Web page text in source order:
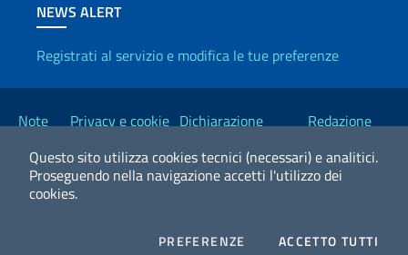
Questo sito utilizza cookies tecnici (necessari) e analitici.
Proseguendo nella navigazione accetti l'utilizzo dei
cookies.
PREFERENZE COOKIESACCETTO TUTTI
NEWS ALERT
Registrati al servizio e modifica le tue preferenze
Link Utili
Note
Privacy e cookie Dichiarazione
Redazione